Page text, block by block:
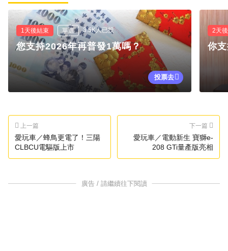
1天後結束 單選 3.5K人已投
您支持2026年再普發1萬嗎？
投票去
2天
你
上一篇
愛玩車／蜂鳥更電了！三陽
CLBCU電驅版上市
下一篇
愛玩車／電動新生 寶獅e-
208 GTi量產版亮相
廣告 / 請繼續往下閱讀